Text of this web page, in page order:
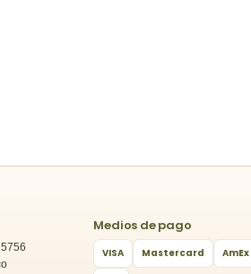
Medios de pago
VISA Mastercard AmEx